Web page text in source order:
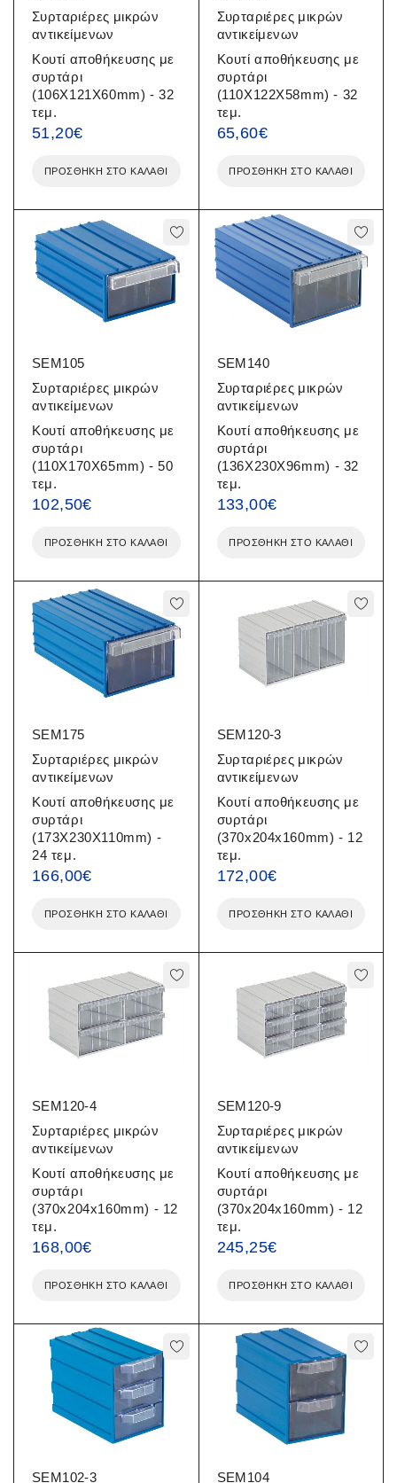
Συρταριέρες μικρών
αντικείμενων
Κουτί αποθήκευσης με
συρτάρι
(106X121X60mm) - 32
τεμ.
51,20€
ΠΡΟΣΘΉΚΗ ΣΤΟ ΚΑΛΆΘΙ
Συρταριέρες μικρών
αντικείμενων
Κουτί αποθήκευσης με
συρτάρι
(110X122X58mm) - 32
τεμ.
65,60€
ΠΡΟΣΘΉΚΗ ΣΤΟ ΚΑΛΆΘΙ
SEM105
Συρταριέρες μικρών
αντικείμενων
Κουτί αποθήκευσης με
συρτάρι
(110X170X65mm) - 50
τεμ.
102,50€
ΠΡΟΣΘΉΚΗ ΣΤΟ ΚΑΛΆΘΙ
SEM140
Συρταριέρες μικρών
αντικείμενων
Κουτί αποθήκευσης με
συρτάρι
(136X230X96mm) - 32
τεμ.
133,00€
ΠΡΟΣΘΉΚΗ ΣΤΟ ΚΑΛΆΘΙ
SEM175
Συρταριέρες μικρών
αντικείμενων
Κουτί αποθήκευσης με
συρτάρι
(173X230X110mm) -
24 τεμ.
166,00€
ΠΡΟΣΘΉΚΗ ΣΤΟ ΚΑΛΆΘΙ
SEM120-3
Συρταριέρες μικρών
αντικείμενων
Κουτί αποθήκευσης με
συρτάρι
(370x204x160mm) - 12
τεμ.
172,00€
ΠΡΟΣΘΉΚΗ ΣΤΟ ΚΑΛΆΘΙ
SEM120-4
Συρταριέρες μικρών
αντικείμενων
Κουτί αποθήκευσης με
συρτάρι
(370x204x160mm) - 12
τεμ.
168,00€
ΠΡΟΣΘΉΚΗ ΣΤΟ ΚΑΛΆΘΙ
SEM120-9
Συρταριέρες μικρών
αντικείμενων
Κουτί αποθήκευσης με
συρτάρι
(370x204x160mm) - 12
τεμ.
245,25€
ΠΡΟΣΘΉΚΗ ΣΤΟ ΚΑΛΆΘΙ
SEM102-3 SEM104